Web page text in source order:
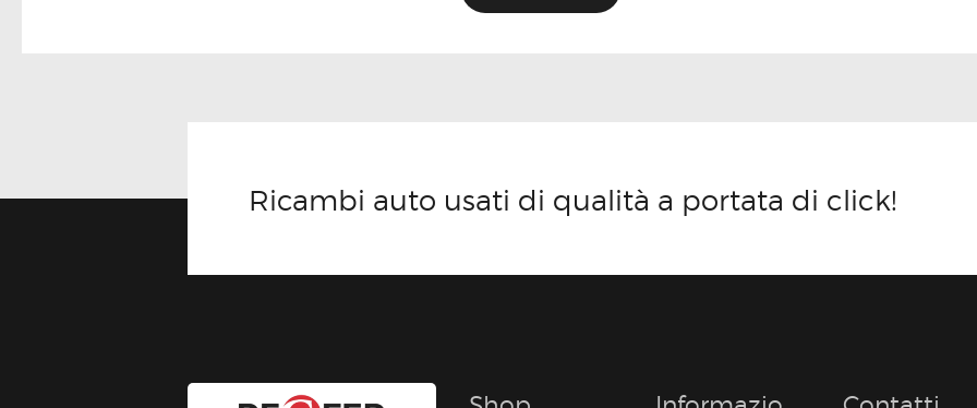
Ricambi auto usati di qualità a portata di click!